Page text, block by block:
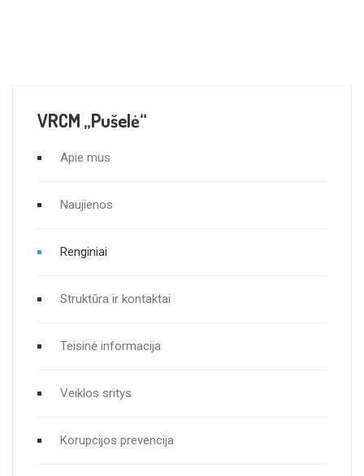
VRCM „Pušelė“
Apie mus
Naujienos
Renginiai
Struktūra ir kontaktai
Teisinė informacija
Veiklos sritys
Korupcijos prevencija